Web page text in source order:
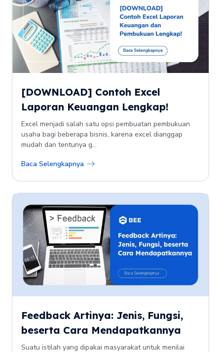
[DOWNLOAD] Contoh Excel
Laporan Keuangan Lengkap!
Excel menjadi salah satu opsi pembuatan pembukuan
usaha bagi beberapa bisnis, karena excel dianggap
mudah dan tentunya g...
Baca Selengkapnya
Feedback Artinya: Jenis, Fungsi,
beserta Cara Mendapatkannya
Suatu istilah yang dipakai masyarakat untuk menilai